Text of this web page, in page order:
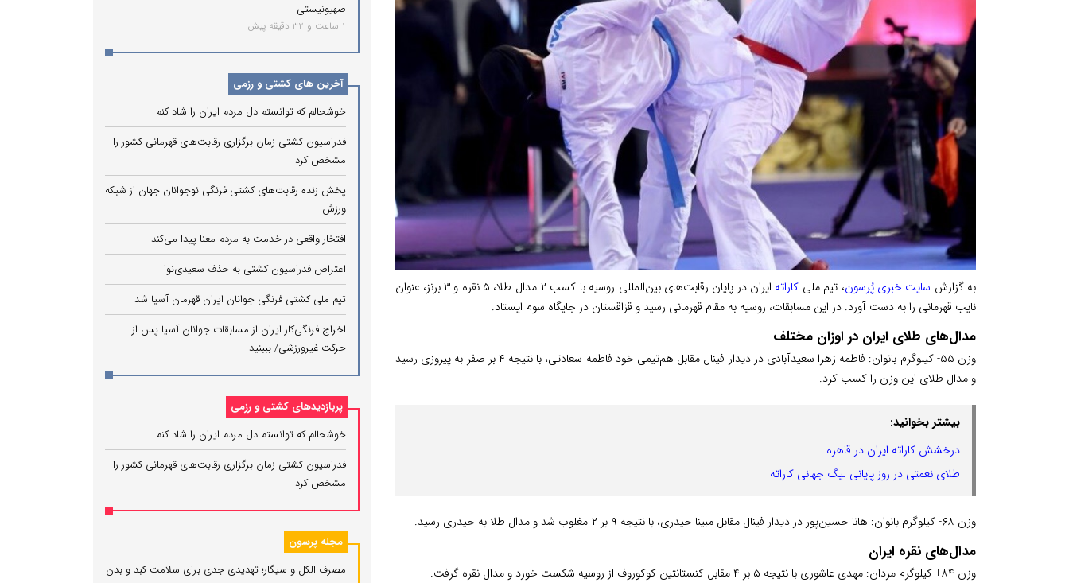
به گزارش سایت خبری پُرسون، تیم ملی کاراته
ایران در پایان رقابت‌های بین‌المللی روسیه با کسب ۲ مدال طلا، ۵ نقره و ۳ برنز، عنوان
نایب قهرمانی را به دست آورد. در این مسابقات، روسیه به مقام قهرمانی رسید و قزاقستان در جایگاه سوم ایستاد.
مدال‌های طلای ایران در اوزان مختلف
وزن ۵۵- کیلوگرم بانوان: فاطمه زهرا سعیدآبادی در دیدار فینال مقابل هم‌تیمی خود فاطمه سعادتی، با نتیجه ۴ بر صفر به پیروزی رسید
و مدال طلای این وزن را کسب کرد.
بیشتر بخوانید:
درخشش کاراته ایران در قاهره
طلای نعمتی در روز پایانی لیگ جهانی کاراته
وزن ۶۸- کیلوگرم بانوان: هانا حسین‌پور در دیدار فینال مقابل مبینا حیدری، با نتیجه ۹ بر ۲ مغلوب شد و مدال طلا به حیدری رسید.
مدال‌های نقره ایران
وزن ۸۴+ کیلوگرم مردان: مهدی عاشوری با نتیجه ۵ بر ۴ مقابل کنستانتین کوکوروف از روسیه شکست خورد و مدال نقره گرفت.
صهیونیستی
1 ساعت و 32 دقیقه پیش
آخرین های کشتی و رزمی
خوشحالم که توانستم دل مردم ایران را شاد کنم
فدراسیون کشتی زمان برگزاری رقابت‌های قهرمانی کشور را
مشخص کرد
پخش زنده رقابت‌های کشتی فرنگی نوجوانان جهان از شبکه
ورزش
افتخار واقعی در خدمت به مردم معنا پیدا می‌کند
اعتراض فدراسیون کشتی به حذف سعیدی‌نوا
تیم ملی کشتی فرنگی جوانان ایران قهرمان آسیا شد
اخراج فرنگی‌کار ایران از مسابقات جوانان آسیا پس از
حرکت غیرورزشی/ بببنید
پربازدیدهای کشتی و رزمی
خوشحالم که توانستم دل مردم ایران را شاد کنم
فدراسیون کشتی زمان برگزاری رقابت‌های قهرمانی کشور را
مشخص کرد
مجله پرسون
مصرف الکل و سیگار؛ تهدیدی جدی برای سلامت کبد و بدن